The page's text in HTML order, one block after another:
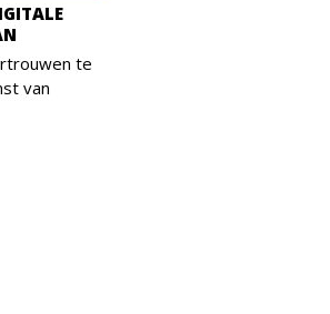
te
van